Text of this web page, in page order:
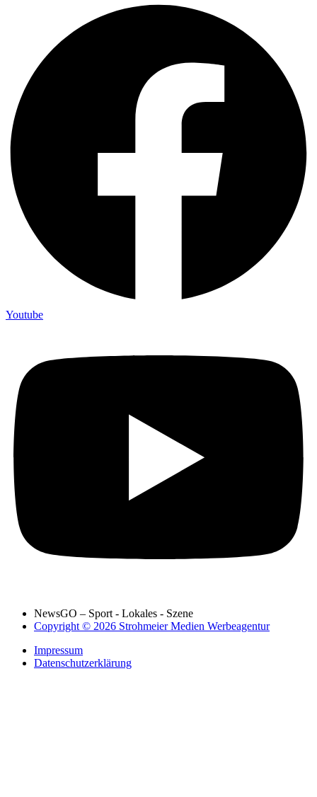
Youtube
NewsGO – Sport - Lokales - Szene
Copyright © 2026 Strohmeier Medien Werbeagentur
Impressum
Datenschutzerklärung